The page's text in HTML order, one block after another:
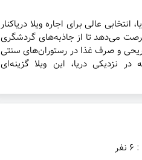
عالی برای اجاره ویلا دریاکنار
می‌دهد تا از جاذبه‌های گردشگری
و صرف غذا در رستوران‌های سنتی
نزدیکی دریا، این ویلا گزینه‌ای
: 6 نفر